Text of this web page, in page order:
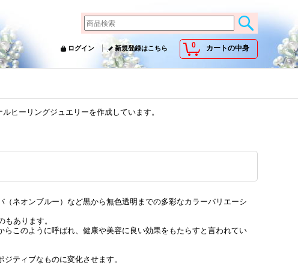
0 カートの中身
ログイン 新規登録はこちら
ヒーリングジュエリーを作成しています。
ネオンブルー）など黒から無色透明までの多彩なカラーバリエーシ
あります。
このように呼ばれ、健康や美容に良い効果をもたらすと言われてい
ティブなものに変化させます。